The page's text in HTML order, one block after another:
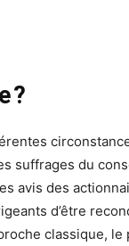
?
suffrages du
avis des
d’être
classique,